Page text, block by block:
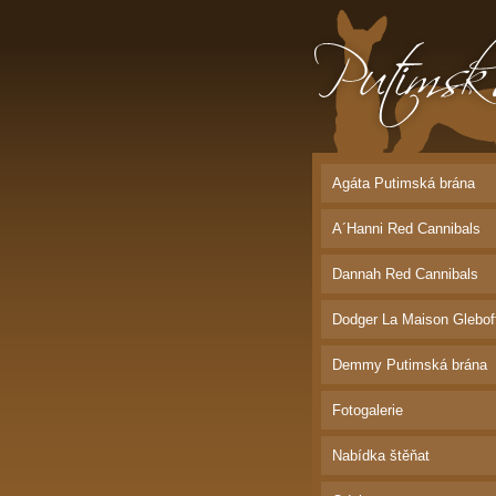
Putimská brána
Bordeauxská
Agáta Putimská brána
A´Hanni Red Cannibals
Dannah Red Cannibals
Dodger La Maison
Demmy Putimská brána
Fotogalerie
Nabídka štěňat